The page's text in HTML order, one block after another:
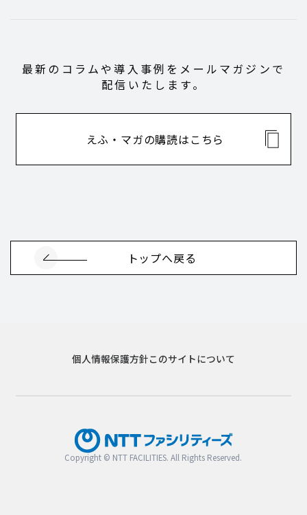
最新のコラムや導入事例をメールマガジンで
配信いたします。
えふ・マガの購読はこちら
トップへ戻る
個人情報保護方針このサイトについて
Copyright © NTT FACILITIES. All Rights Reserved.